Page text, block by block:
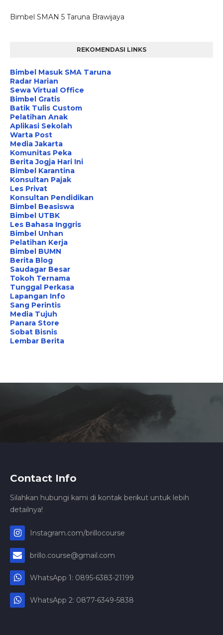
Bimbel SMAN 5 Taruna Brawijaya
REKOMENDASI LINKS
Bimbel Masuk SMA Taruna
Radar Harian
Sewa Virtual Office
Bimbel Gratis
Batik Tulis Custom
Pelatihan Anak
Aplikasi Sekolah
Warta Post
Media Jakarta
Komunitas Peka
Berita Jogja Hari Ini
Bimbel Karantina
Konsultan Pajak
Les Privat
Konsultan Pendidikan
Bimbel Beasiswa
Bimbel UTBK
Les Bahasa Inggris
Bimbel Unhan
Pelatihan Kerja
Bimbel BUMN
Berita Blog
Saudagar Besar
Tokoh Ternama
Tunggal Perkasa
Lapangan Info
Sang Perintis
Media Tujuh
Panara Store
Sobat Bisnis
Lembar Berita
Contact Info
Silahkan hubungi kami di kontak berikut untuk lebih
detailnya!
Instagram.com/brillocourse
brillo.course@gmail.com
WhatsApp 1: 0895-6383-21199
WhatsApp 2: 0877-6349-5838